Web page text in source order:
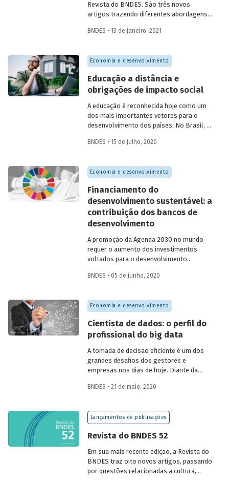
Revista do BNDES. São três novos
artigos trazendo diferentes abordagens
tratam de temas como inovação e
indireto do Banco e setor portuário
brasileiro.
BNDES • 13 de janeiro, 2021
Economia e desenvolvimento
Educação a distância e
obrigações de impacto social
A educação é reconhecida hoje como um
dos mais importantes vetores para o
desenvolvimento dos países. No Brasil, a
seus principais fatores a qualificação
refletir sobre as perspectivas da
educação a distância (EaD),
contribuir para a formação superior de
professores. Em estudo recente,
publicado na Revista do BNDES 52, a
administradora do BNDES Angela
conhecimento sobre o tema, bem como
avaliar o uso de obrigações de impacto
social, também conhecidas como SIBs, no
financiamento à formação de professores
BNDES • 15 de julho, 2020
Economia e desenvolvimento
Financiamento do
desenvolvimento sustentável: a
contribuição dos bancos de
desenvolvimento
A promoção da Agenda 2030 no mundo
requer o aumento dos investimentos
voltados para o desenvolvimento
52 da Revista do BNDES visa elaborar um
contribuição das instituições financeiras
de desenvolvimento para o financiamento
particular para o atingimento dos
Objetivos do Desenvolvimento
Sustentável (ODS). O estudo explora o
papel dos bancos de desenvolvimento
(BD) nessas agendas, à luz de
referências internacionais e da
experiência recente do BNDES.
BNDES • 05 de junho, 2020
Economia e desenvolvimento
Cientista de dados: o perfil do
profissional do big data
A tomada de decisão eficiente é um dos
grandes desafios dos gestores e
empresas nos dias de hoje. Diante da
próprias organizações e também em
buscado novos métodos e recursos
tecnológicos para obter e processar
tomada de decisão. Assim, a ciência de
dados, ou
data science(DS), tem
ganhado projeção como tema dos
sistemas de informação capaz de se
tornar um diferencial na competição entre
BNDES • 21 de maio, 2020
Lançamentos de publicações
Revista do BNDES 52
Em sua mais recente edição, a Revista do
BNDES traz oito novos artigos, passando
por questões relacionadas a cultura,